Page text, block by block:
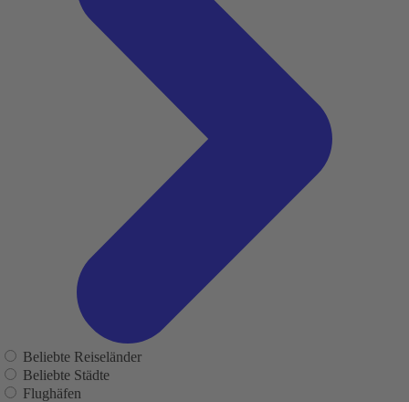
Beliebte Reiseländer
Beliebte Städte
Flughäfen